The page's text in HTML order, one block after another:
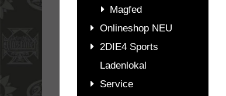
Magfed
Onlineshop NEU
2DIE4 Sports
Ladenlokal
Service